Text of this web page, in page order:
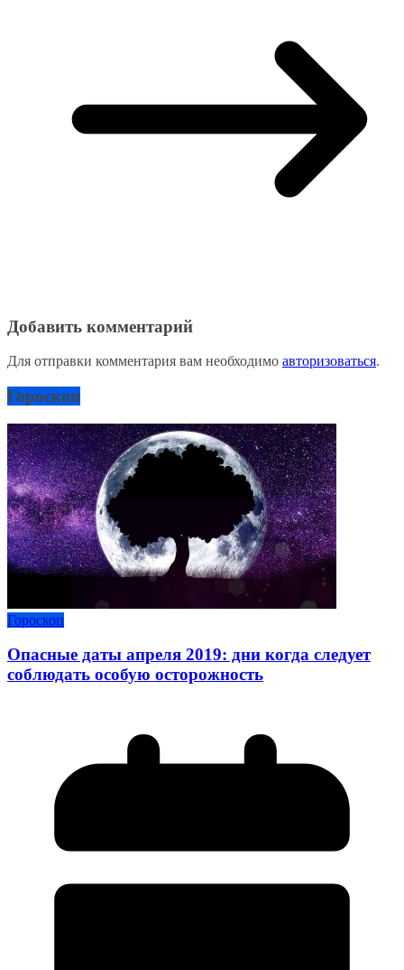
Добавить комментарий
Для отправки комментария вам необходимо авторизоваться.
Гороскоп
Гороскоп
Опасные даты апреля 2019: дни когда следует
соблюдать особую осторожность